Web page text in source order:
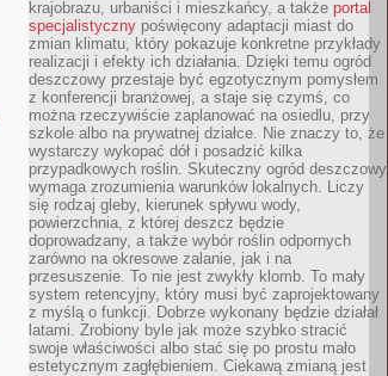
krajobrazu, urbaniści i mieszkańcy, a także portal
specjalistyczny poświęcony adaptacji miast do
zmian klimatu, który pokazuje konkretne przykłady
realizacji i efekty ich działania. Dzięki temu ogród
deszczowy przestaje być egzotycznym pomysłem
z konferencji branżowej, a staje się czymś, co
można rzeczywiście zaplanować na osiedlu, przy
szkole albo na prywatnej działce. Nie znaczy to, że
wystarczy wykopać dół i posadzić kilka
przypadkowych roślin. Skuteczny ogród deszczowy
wymaga zrozumienia warunków lokalnych. Liczy
się rodzaj gleby, kierunek spływu wody,
powierzchnia, z której deszcz będzie
doprowadzany, a także wybór roślin odpornych
zarówno na okresowe zalanie, jak i na
przesuszenie. To nie jest zwykły klomb. To mały
system retencyjny, który musi być zaprojektowany
z myślą o funkcji. Dobrze wykonany będzie działał
latami. Zrobiony byle jak może szybko stracić
swoje właściwości albo stać się po prostu mało
estetycznym zagłębieniem. Ciekawą zmianą jest